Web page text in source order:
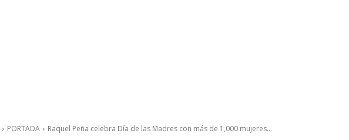
PORTADA Raquel Peña celebra Día de las Madres con más de 1,000 mujeres...